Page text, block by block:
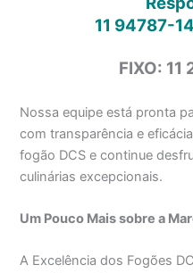
11 94787-
FIXO:
Nossa equipe está pronta
com transparência e
fogão DCS e continue
culinárias excepcionais.
Um Pouco Mais sobre a
A Excelência dos Fogões